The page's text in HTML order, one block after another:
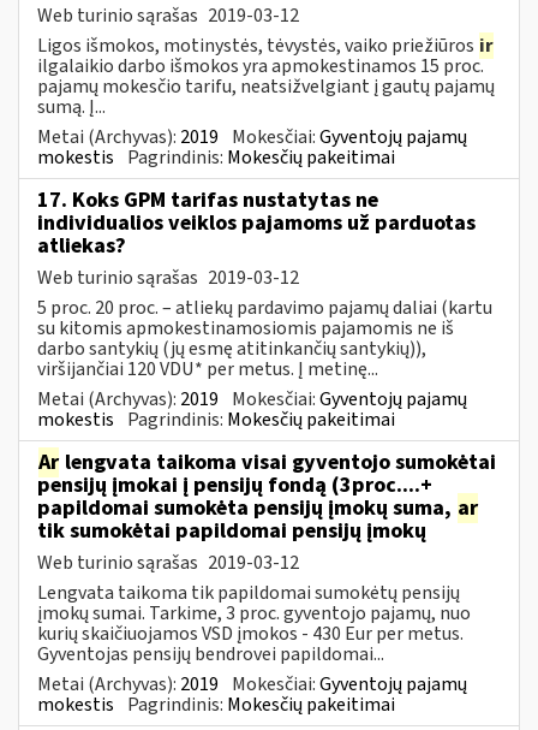
Web turinio sąrašas 2019-03-12
Ligos išmokos, motinystės, tėvystės, vaiko priežiūros ir
ilgalaikio darbo išmokos yra apmokestinamos 15 proc.
pajamų mokesčio tarifu, neatsižvelgiant į gautų pajamų
sumą. Į...
Metai (Archyvas): 2019 Mokesčiai:Gyventojų pajamų
mokestis Pagrindinis: Mokesčių pakeitimai
17. Koks GPM tarifas nustatytas ne
individualios veiklos pajamoms už parduotas
atliekas?
Web turinio sąrašas 2019-03-12
5 proc. 20 proc. – atliekų pardavimo pajamų daliai (kartu
su kitomis apmokestinamosiomis pajamomis ne iš
darbo santykių (jų esmę atitinkančių santykių)),
viršijančiai 120 VDU* per metus. Į metinę...
Metai (Archyvas): 2019 Mokesčiai:Gyventojų pajamų
mokestis Pagrindinis: Mokesčių pakeitimai
Ar lengvata taikoma visai gyventojo sumokėtai
pensijų įmokai į pensijų fondą (3proc....+
papildomai sumokėta pensijų įmokų suma, ar
tik sumokėtai papildomai pensijų įmokų
Web turinio sąrašas 2019-03-12
Lengvata taikoma tik papildomai sumokėtų pensijų
įmokų sumai. Tarkime, 3 proc. gyventojo pajamų, nuo
kurių skaičiuojamos VSD įmokos - 430 Eur per metus.
Gyventojas pensijų bendrovei papildomai...
Metai (Archyvas): 2019 Mokesčiai:Gyventojų pajamų
mokestis Pagrindinis: Mokesčių pakeitimai